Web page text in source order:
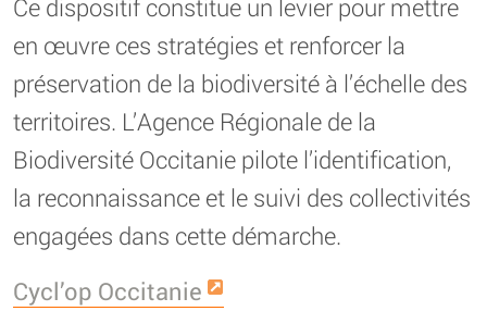
Ce dispositif constitue un levier pour mettre
en œuvre ces stratégies et renforcer la
préservation de la biodiversité à l’échelle des
territoires. L’Agence Régionale de la
Biodiversité Occitanie pilote l’identification,
la reconnaissance et le suivi des collectivités
engagées dans cette démarche.
Cycl’op Occitanie